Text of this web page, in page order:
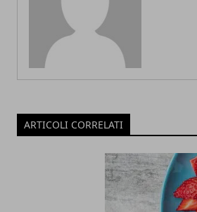
ARTICOLI CORRELATI